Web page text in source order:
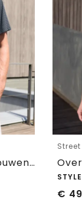
Shirt met korte mouwen en print
Street
€